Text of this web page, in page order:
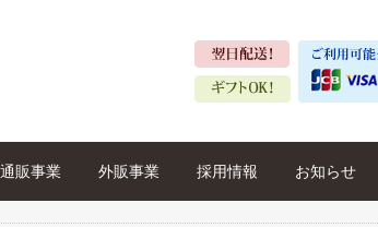
通販事業 外販事業 採用情報 お知らせ